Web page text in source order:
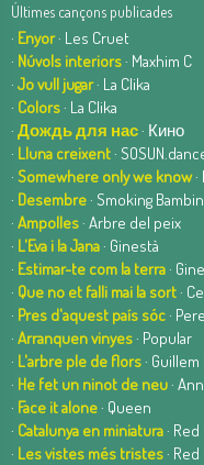
Últimes cançons publicades
· Enyor· Les Cruet
· Núvols interiors· Maxhim C
· Jo vull jugar· La Clika
· Colors· La Clika
· Дождь для нас· Кино
· Lluna creixent·
· Somewhere only we know·
· Desembre· Smoking
· Ampolles· Arbre del peix
· L'Eva i la Jana· Ginestà
· Estimar-te com la terra·
· Que no et falli mai la sort·
· Pres d'aquest país sóc·
· Arranquen vinyes· Popular
· L'arbre ple de flors· Guillem
· He fet un ninot de neu·
· Face it alone· Queen
· Catalunya en miniatura·
· Les vistes més tristes·